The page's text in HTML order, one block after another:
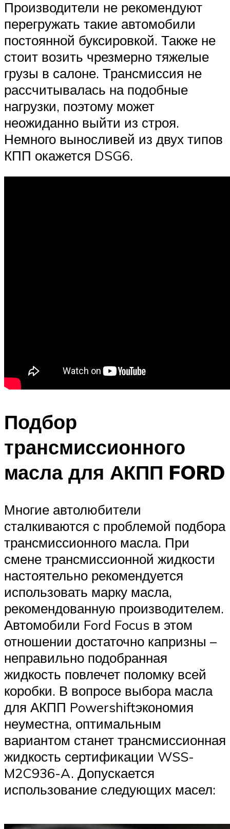
Производители не рекомендуют
перегружать такие автомобили
постоянной буксировкой. Также не
стоит возить чрезмерно тяжелые
грузы в салоне. Трансмиссия не
рассчитывалась на подобные
нагрузки, поэтому может
неожиданно выйти из строя.
Немного выносливей из двух типов
КПП окажется DSG6.
Подбор
трансмиссионного
масла для АКПП FORD
Многие автолюбители
сталкиваются с проблемой подбора
трансмиссионного масла. При
смене трансмиссионной жидкости
настоятельно рекомендуется
использовать марку масла,
рекомендованную производителем.
Автомобили Ford Focus в этом
отношении достаточно капризны –
неправильно подобранная
жидкость повлечет поломку всей
коробки. В вопросе выбора масла
для АКПП Powershiftэкономия
неуместна, оптимальным
вариантом станет трансмиссионная
жидкость сертификации WSS-
M2C936-A. Допускается
использование следующих масел: